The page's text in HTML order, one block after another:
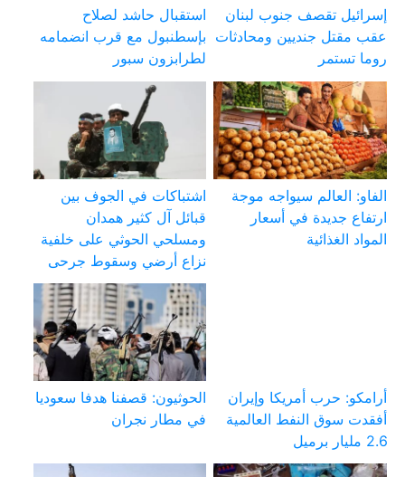
إسرائيل تقصف جنوب لبنان
عقب مقتل جنديين ومحادثات
روما تستمر
استقبال حاشد لصلاح
بإسطنبول مع قرب انضمامه
لطرابزون سبور
الفاو: العالم سيواجه موجة
ارتفاع جديدة في أسعار
المواد الغذائية
اشتباكات في الجوف بين
قبائل آل كثير همدان
ومسلحي الحوثي على خلفية
نزاع أرضي وسقوط جرحى
أرامكو: حرب أمريكا وإيران
أفقدت سوق النفط العالمية
2.6 مليار برميل
الحوثيون: قصفنا هدفا سعوديا
في مطار نجران